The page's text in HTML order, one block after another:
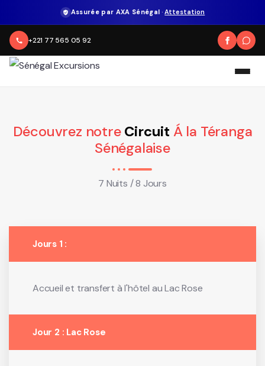
Assurée par AXA Sénégal ·Attestation
+221 77 565 05 92
Découvrez notreCircuit Á la Téranga
Sénégalaise
7 Nuits / 8 Jours
Jours 1 :
Accueil et transfert à l'hôtel au Lac Rose
Jour 2 : Lac Rose